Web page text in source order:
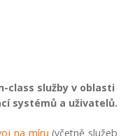
class služby v oblasti
systémů a uživatelů.
na míru (včetně služeb